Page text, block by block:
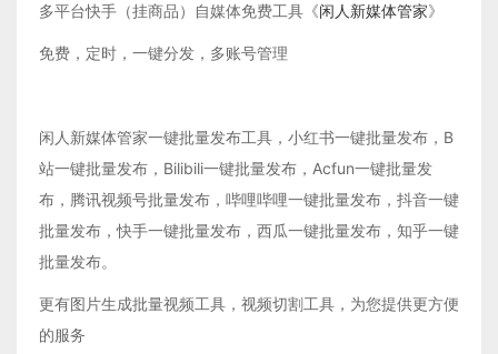
多平台快手（挂商品）自媒体免费工具《闲人新媒体管家》
免费，定时，一键分发，多账号管理
闲人新媒体管家一键批量发布工具，小红书一键批量发布，B
站一键批量发布，Bilibili一键批量发布，Acfun一键批量发
布，腾讯视频号批量发布，哔哩哔哩一键批量发布，抖音一键
批量发布，快手一键批量发布，西瓜一键批量发布，知乎一键
批量发布。
更有图片生成批量视频工具，视频切割工具，为您提供更方便
的服务